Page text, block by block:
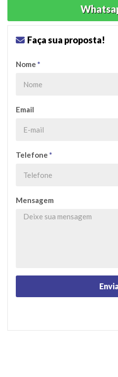
Faça sua proposta!
Nome *
Email
Telefone *
Mensagem